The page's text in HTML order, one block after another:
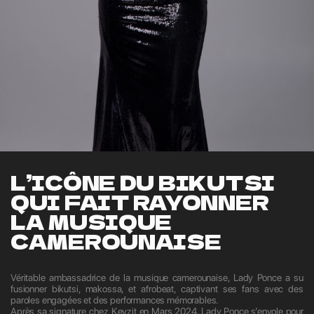
L’ICÔNE DU BIKUTSI
QUI FAIT RAYONNER
LA MUSIQUE
CAMEROUNAISE
Véritable ambassadrice de la musique camerounaise, Lady Ponce a su
fusionner bikutsi, makossa, et afrobeat, captivant ses fans avec des
paroles engagées et des performances mémorables.
Après sa signature chez Keyzit en Mars 2024, Lady Ponce s’envole pour